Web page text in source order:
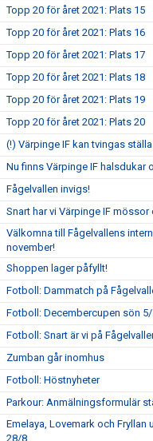
Topp 20 för året 2021: Plats 15
Topp 20 för året 2021: Plats 16
Topp 20 för året 2021: Plats 17
Topp 20 för året 2021: Plats 18
Topp 20 för året 2021: Plats 19
Topp 20 för året 2021: Plats 20
(!) Värpinge IF kan tvingas
Nu finns Värpinge IF halsdukar
Fågelvallen invigs!
Snart har vi Värpinge IF
Välkomna till Fågelvallens
november!
Shoppen lager påfyllt!
Fotboll: Dammatch på
Fotboll: Decembercupen sön 5/
Fotboll: Snart är vi på
Zumban går inomhus
Fotboll: Höstnyheter
Parkour: Anmälningsformulär
Emelaya, Lovemark och
28/8